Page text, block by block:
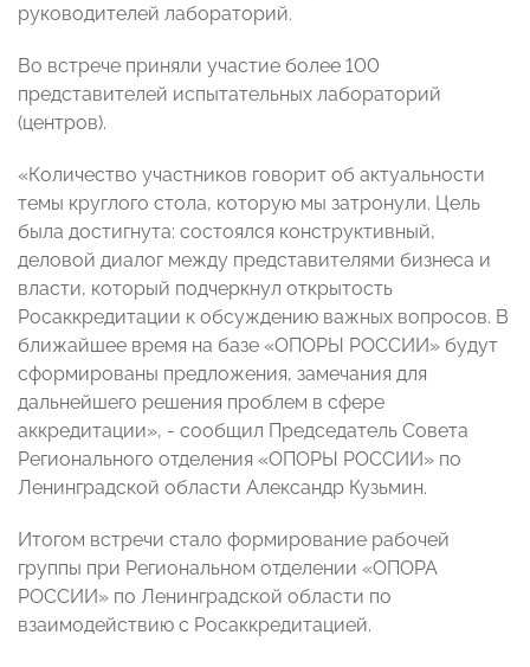
руководителей лабораторий.
Во встрече приняли участие более 100
представителей испытательных лабораторий
(центров).
«Количество участников говорит об актуальности
темы круглого стола, которую мы затронули. Цель
была достигнута: состоялся конструктивный,
деловой диалог между представителями бизнеса и
власти, который подчеркнул открытость
Росаккредитации к обсуждению важных вопросов. В
ближайшее время на базе «ОПОРЫ РОССИИ» будут
сформированы предложения, замечания для
дальнейшего решения проблем в сфере
аккредитации», - сообщил Председатель Совета
Регионального отделения «ОПОРЫ РОССИИ» по
Ленинградской области Александр Кузьмин.
Итогом встречи стало формирование рабочей
группы при Региональном отделении «ОПОРА
РОССИИ» по Ленинградской области по
взаимодействию с Росаккредитацией.